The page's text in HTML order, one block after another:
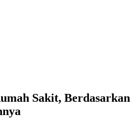
Sakit, Berdasarkan